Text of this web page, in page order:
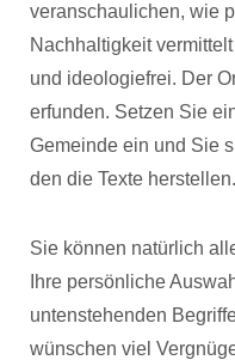
veranschaulichen, wie
Nachhaltigkeit
und ideologiefrei. Der
erfunden. Setzen Sie
Gemeinde ein und Sie
den die Texte herstellen.
Sie können natürlich
Ihre persönliche
untenstehenden
wünschen viel